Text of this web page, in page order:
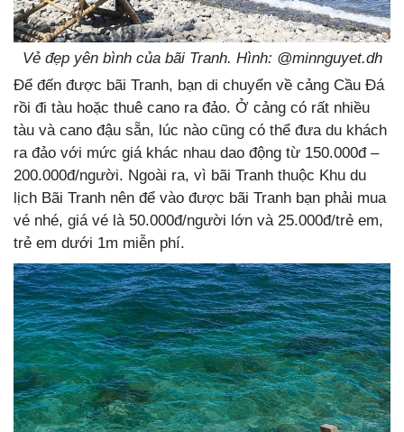
Vẻ đẹp yên bình của bãi Tranh. Hình: @minnguyet.dh
Để đến được bãi Tranh, bạn di chuyển về cảng Cầu Đá
rồi đi tàu hoặc thuê cano ra đảo. Ở cảng có rất nhiều
tàu và cano đậu sẵn, lúc nào cũng có thể đưa du khách
ra đảo với mức giá khác nhau dao động từ 150.000đ –
200.000đ/người. Ngoài ra, vì bãi Tranh thuộc Khu du
lịch Bãi Tranh nên để vào được bãi Tranh bạn phải mua
vé nhé, giá vé là 50.000đ/người lớn và 25.000đ/trẻ em,
trẻ em dưới 1m miễn phí.